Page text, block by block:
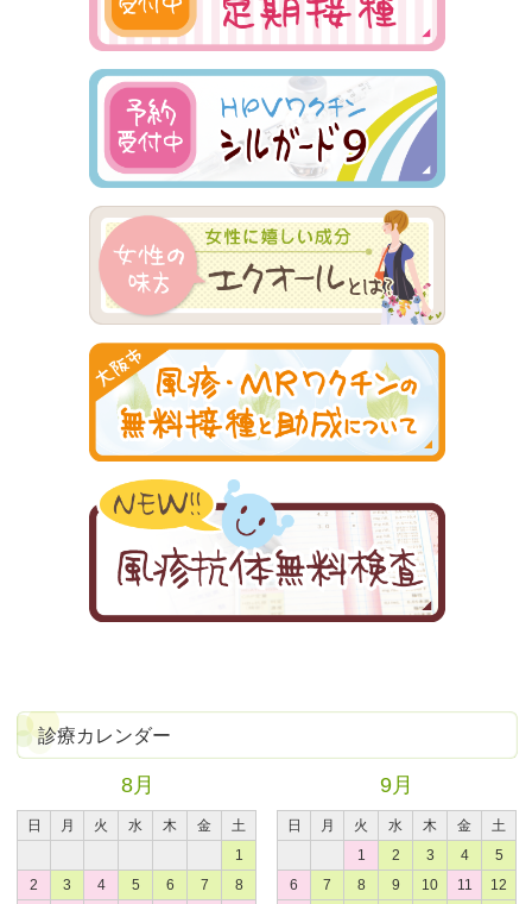
診療カレンダー
8月
日 月 火 水 木 金
土
1
2
3 4 5 6 7
8
9月
日 月 火 水 木 金
土
1
2 3 4
5
6
7 8 9 10 11
12